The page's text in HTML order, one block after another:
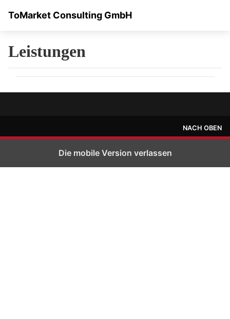
ToMarket Consulting GmbH
Leistungen
NACH OBEN
Die mobile Version verlassen